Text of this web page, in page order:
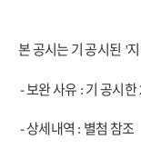
본 공시는 기 공시된 '
- 보완 사유 : 기 공시한
- 상세내역 : 별첨 참조